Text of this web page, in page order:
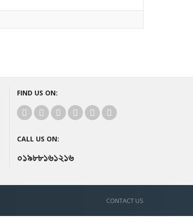
FIND US ON:
CALL US ON:
০১৯৮৮১৬১২১৬
CONTACT US